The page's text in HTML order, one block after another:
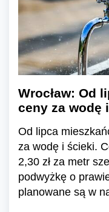
Wrocław: Od
ceny za wodę
Od lipca
za wodę i ścieki.
2,30 zł za metr
podwyżkę o
planowane są w